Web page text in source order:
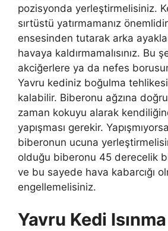
pozisyonda yerleştirmelisiniz.
sırtüstü yatırmamanız
ensesinden tutarak arka
havaya kaldırmamalısınız. Bu
akciğerlere ya da nefes
Yavru kediniz boğulma tehlikesi
kalabilir. Biberonu ağzına doğru
zaman kokuyu alarak
yapışması gerekir.
biberonun ucuna
olduğu biberonu 45 derecelik
ve bu sayede hava kabarcığı
engellemelisiniz.
Yavru Kedi Isınma